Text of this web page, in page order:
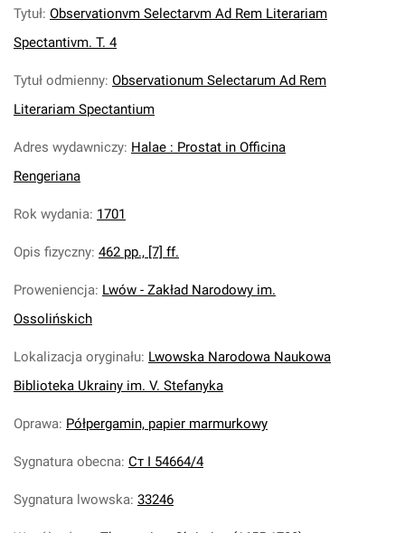
Tytuł: Observationvm Selectarvm Ad Rem Literariam
Spectantivm. T. 4
Tytuł odmienny: Observationum Selectarum Ad Rem
Literariam Spectantium
Adres wydawniczy: Halae : Prostat in Officina
Rengeriana
Rok wydania: 1701
Opis fizyczny: 462 pp., [7] ff.
Proweniencja: Lwów - Zakład Narodowy im.
Ossolińskich
Lokalizacja oryginału: Lwowska Narodowa Naukowa
Biblioteka Ukrainy im. V. Stefanyka
Oprawa: Półpergamin, papier marmurkowy
Sygnatura obecna: Ст І 54664/4
Sygnatura lwowska: 33246